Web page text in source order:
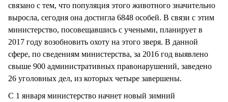
связано с тем, что популяция этого животного значительно
выросла, сегодня она достигла 6848 особей. В связи с этим
министерство, посовещавшись с учеными, планирует в
2017 году возобновить охоту на этого зверя. В данной
сфере, по сведениям министерства, за 2016 год выявлено
свыше 900 административных правонарушений, заведено
26 уголовных дел, из которых четыре завершены.
С 1 января министерство начнет новый зимний